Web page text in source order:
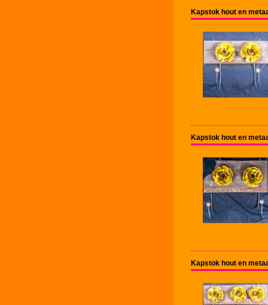
Kapstok hout en
Kapstok hout en
Kapstok hout en